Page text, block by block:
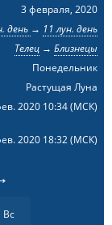
3 февраля, 2020
день → 11 лун. день
Телец→ Близнецы
Понедельник
Растущая Луна
2020 10:34(МСК)
2020 18:32(МСК)
Вс